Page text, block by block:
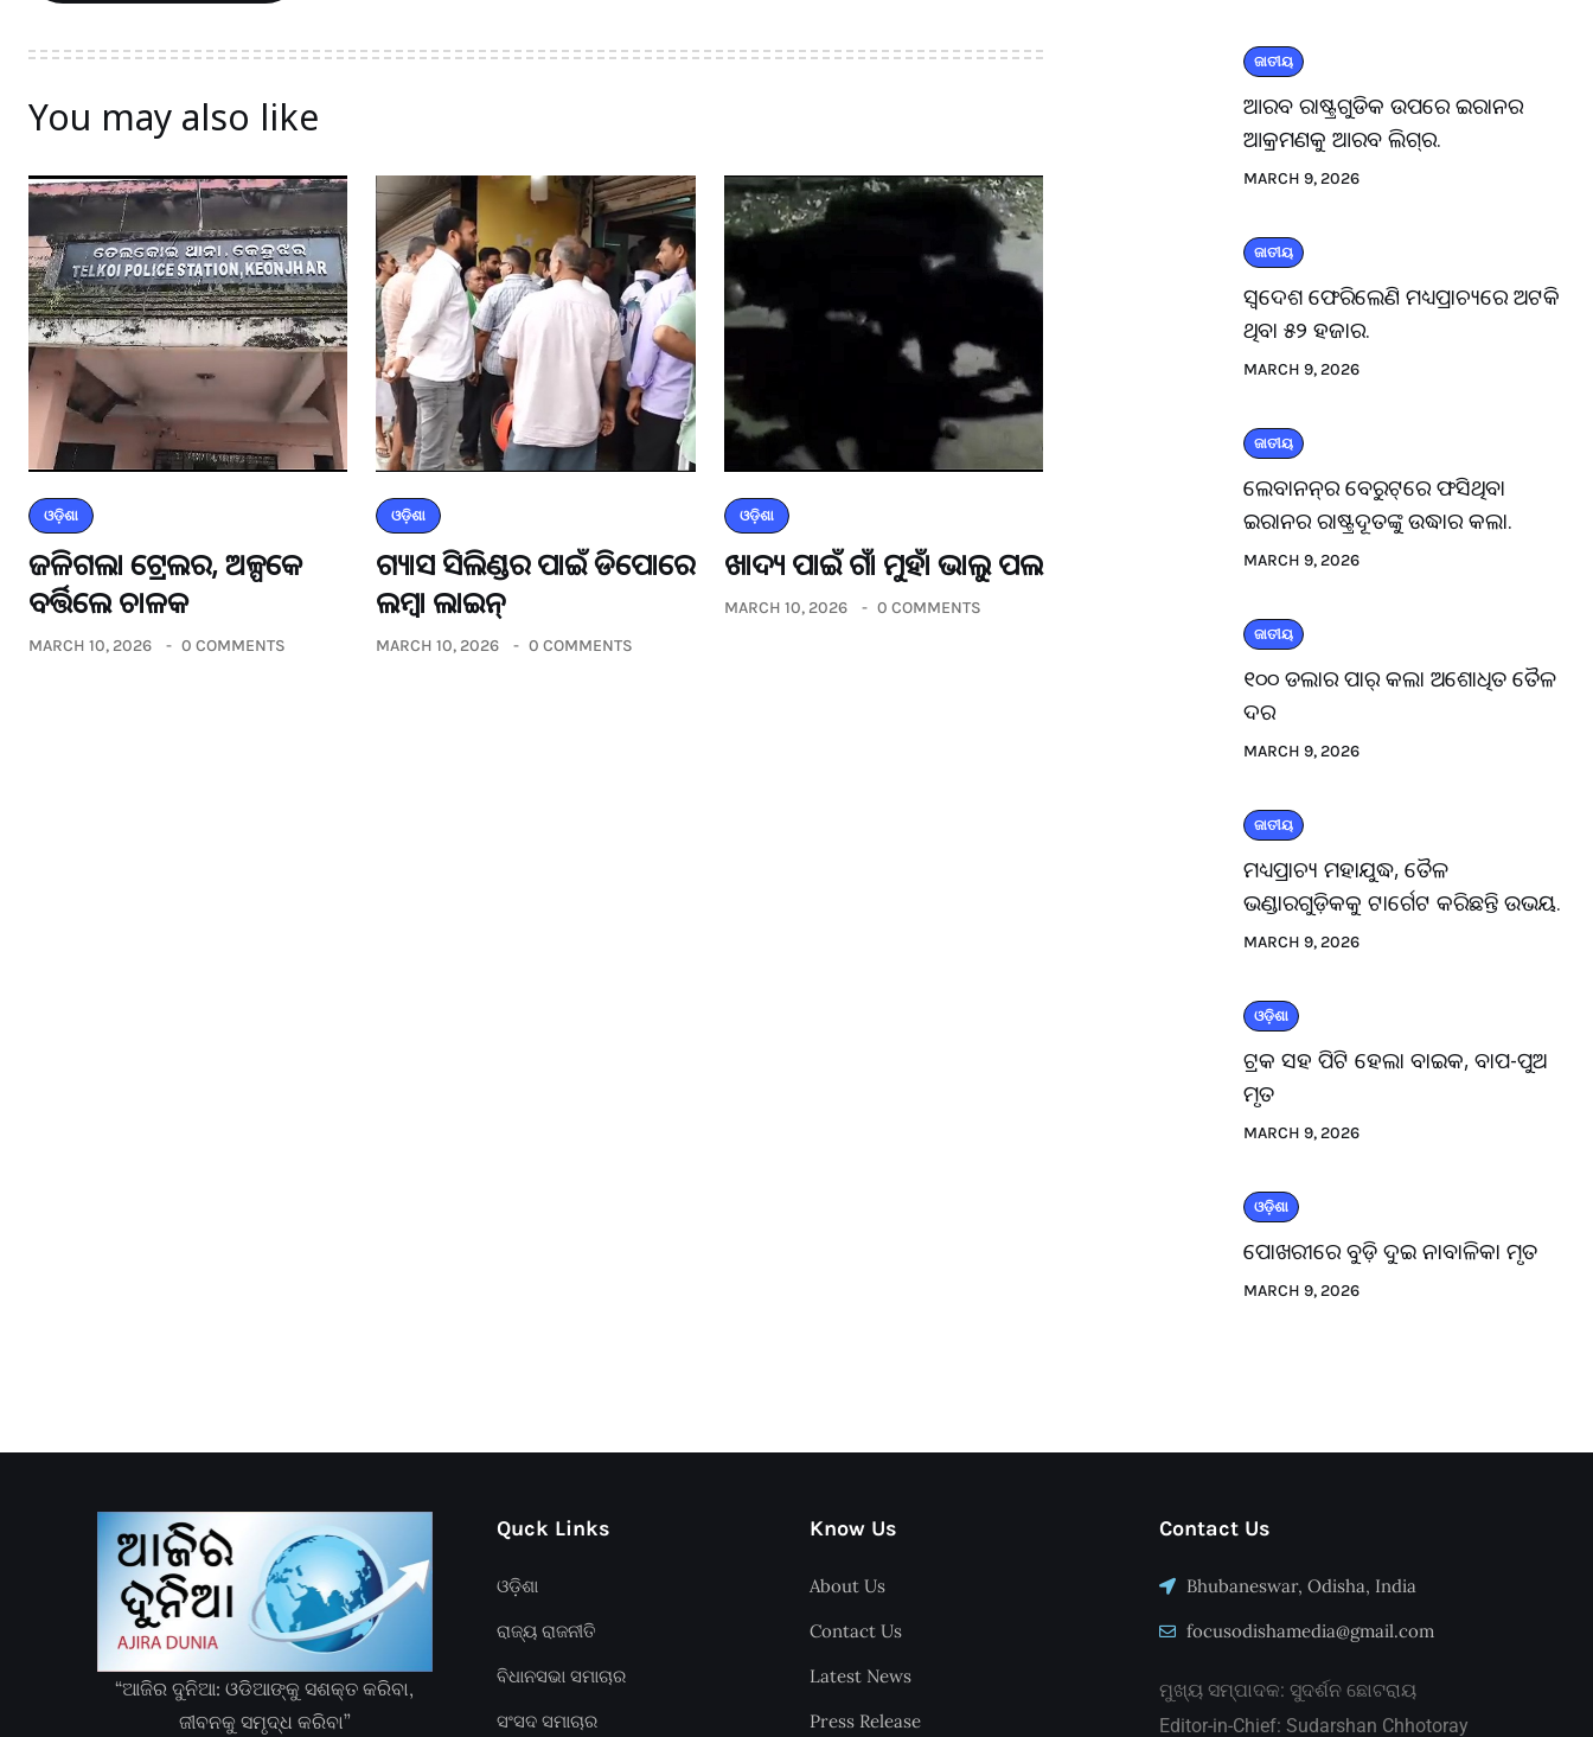
You may also like
ଓଡ଼ିଶା
ଜଳିଗଲା ଟ୍ରେଲର, ଅଳ୍ପକେ
ବର୍ତ୍ତିଲେ ଚାଳକ
MARCH 10, 2026 0 COMMENTS
ଓଡ଼ିଶା
ଗ୍ୟାସ ସିଲିଣ୍ଡର ପାଇଁ ଡିପୋରେ
ଲମ୍ବା ଲାଇନ୍
MARCH 10, 2026 0 COMMENTS
ଓଡ଼ିଶା
ଖାଦ୍ୟ ପାଇଁ ଗାଁ ମୁହାଁ ଭାଲୁ ପଲ
MARCH 10, 2026 0 COMMENTS
ଜାତୀୟ
ଆରବ ରାଷ୍ଟ୍ରଗୁଡିକ ଉପରେ ଇରାନର
ଆକ୍ରମଣକୁ ଆରବ ଲିଗ୍‌ର.
MARCH 9, 2026
ଜାତୀୟ
ସ୍ବଦେଶ ଫେରିଲେଣି ମଧ୍ୟପ୍ରାଚ୍ୟରେ ଅଟକି
ଥିବା ୫୨ ହଜାର.
MARCH 9, 2026
ଜାତୀୟ
ଲେବାନନ୍‌ର ବେରୁଟ୍‌ରେ ଫସିଥିବା
ଇରାନର ରାଷ୍ଟ୍ରଦୂତଙ୍କୁ ଉଦ୍ଧାର କଲା.
MARCH 9, 2026
ଜାତୀୟ
୧୦୦ ଡଲାର ପାର୍ କଲା ଅଶୋଧିତ ତୈଳ
ଦର
MARCH 9, 2026
ଜାତୀୟ
ମଧ୍ୟପ୍ରାଚ୍ୟ ମହାଯୁଦ୍ଧ, ତୈଳ
ଭଣ୍ଡାରଗୁଡ଼ିକକୁ ଟାର୍ଗେଟ କରିଛନ୍ତି ଉଭୟ.
MARCH 9, 2026
ଓଡ଼ିଶା
ଟ୍ରକ ସହ ପିଟି ହେଲା ବାଇକ, ବାପ-ପୁଅ
ମୃତ
MARCH 9, 2026
ଓଡ଼ିଶା
ପୋଖରୀରେ ବୁଡ଼ି ଦୁଇ ନାବାଳିକା ମୃତ
MARCH 9, 2026
“ଆଜିର ଦୁନିଆ: ଓଡିଆଙ୍କୁ ସଶକ୍ତ କରିବା,
ଜୀବନକୁ ସମୃଦ୍ଧ କରିବା”
Quck Links
ଓଡ଼ିଶା
ରାଜ୍ୟ ରାଜନୀତି
ବିଧାନସଭା ସମାଚାର
ସଂସଦ ସମାଚାର
Know Us
About Us
Contact Us
Latest News
Press Release
Contact Us
Bhubaneswar, Odisha, India
focusodishamedia@gmail.com
ମୁଖ୍ୟ ସମ୍ପାଦକ: ସୁଦର୍ଶନ ଛୋଟରାୟ
Editor-in-Chief: Sudarshan Chhotoray